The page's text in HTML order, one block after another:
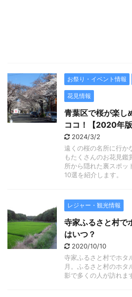
お祭り・イベント情報
花見情報
青葉区で桜が楽し
ココ！【2020年版
2024/3/2
遠くの桜の名所に行か
もたくさんのお花見鑑
所から隠れた裏スポッ
10選を紹介します。
レジャー・観光情報
寺家ふるさと村で
はいつ？
2020/10/10
寺家ふるさと村でホタ
月。ふるさと村のホタ
影で多くの人が訪れま